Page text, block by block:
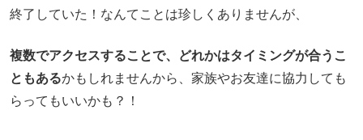
終了していた！なんてことは珍しくありませんが、
複数でアクセスすることで、どれかはタイミングが合うこ
ともあるかもしれませんから、家族やお友達に協力しても
らってもいいかも？！